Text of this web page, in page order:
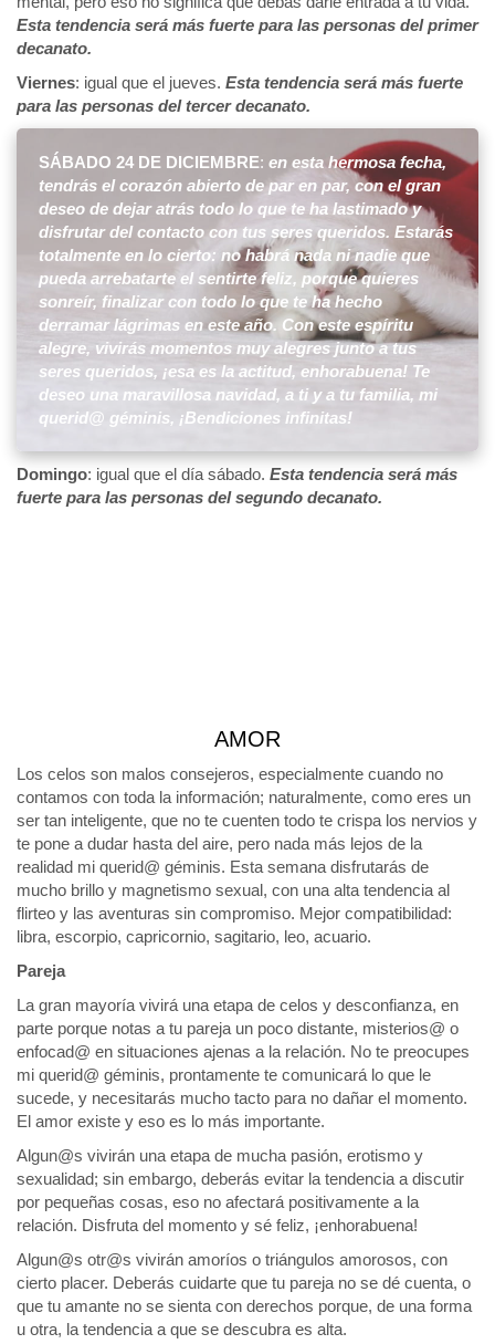
Esta tendencia será más fuerte para las personas del primer
decanato.
Viernes: igual que el jueves. Esta tendencia será más fuerte
para las personas del tercer decanato.
SÁBADO 24 DE DICIEMBRE: en esta hermosa fecha,
tendrás el corazón abierto de par en par, con el gran
deseo de dejar atrás todo lo que te ha lastimado y
disfrutar del contacto con tus seres queridos. Estarás
totalmente en lo cierto: no habrá nada ni nadie que
pueda arrebatarte el sentirte feliz, porque quieres
sonreír, finalizar con todo lo que te ha hecho
derramar lágrimas en este año. Con este espíritu
alegre, vivirás momentos muy alegres junto a tus
seres queridos, ¡esa es la actitud, enhorabuena! Te
deseo una maravillosa navidad, a ti y a tu familia, mi
querid@ géminis, ¡Bendiciones infinitas!
Domingo: igual que el día sábado. Esta tendencia será más
fuerte para las personas del segundo decanato.
AMOR
Los celos son malos consejeros, especialmente cuando no
contamos con toda la información; naturalmente, como eres un
ser tan inteligente, que no te cuenten todo te crispa los nervios y
te pone a dudar hasta del aire, pero nada más lejos de la
realidad mi querid@ géminis. Esta semana disfrutarás de
mucho brillo y magnetismo sexual, con una alta tendencia al
flirteo y las aventuras sin compromiso. Mejor compatibilidad:
libra, escorpio, capricornio, sagitario, leo, acuario.
Pareja
La gran mayoría vivirá una etapa de celos y desconfianza, en
parte porque notas a tu pareja un poco distante, misterios@ o
enfocad@ en situaciones ajenas a la relación. No te preocupes
mi querid@ géminis, prontamente te comunicará lo que le
sucede, y necesitarás mucho tacto para no dañar el momento.
El amor existe y eso es lo más importante.
Algun@s vivirán una etapa de mucha pasión, erotismo y
sexualidad; sin embargo, deberás evitar la tendencia a discutir
por pequeñas cosas, eso no afectará positivamente a la
relación. Disfruta del momento y sé feliz, ¡enhorabuena!
Algun@s otr@s vivirán amoríos o triángulos amorosos, con
cierto placer. Deberás cuidarte que tu pareja no se dé cuenta, o
que tu amante no se sienta con derechos porque, de una forma
u otra, la tendencia a que se descubra es alta.